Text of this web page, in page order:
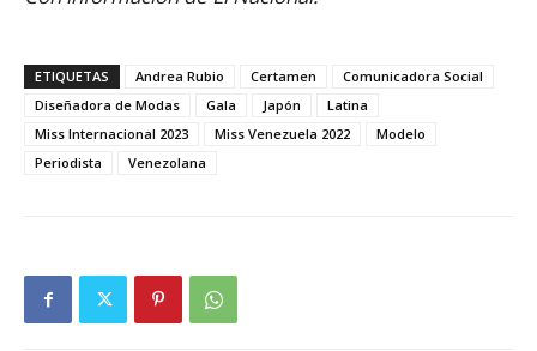
ETIQUETAS Andrea Rubio Certamen
Comunicadora Social
Diseñadora de Modas
Gala Japón
Latina
Miss Internacional 2023
Miss Venezuela 2022
Modelo
Periodista
Venezolana